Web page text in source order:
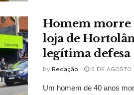
Homem morre
loja de
legítima defesa
by Redação 5 DE AGOSTO
Um homem de 40 anos